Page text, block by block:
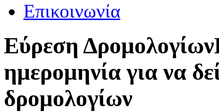
Επικοινωνία
Εύρεση Δρομολογίων
ημερομηνία για να
δρομολογίων